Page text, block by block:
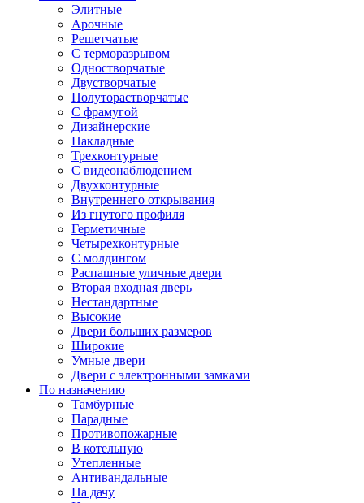
Элитные
Арочные
Решетчатые
С терморазрывом
Одностворчатые
Двустворчатые
Полуторастворчатые
С фрамугой
Дизайнерские
Накладные
Трехконтурные
С видеонаблюдением
Двухконтурные
Внутреннего открывания
Из гнутого профиля
Герметичные
Четырехконтурные
С молдингом
Распашные уличные двери
Вторая входная дверь
Нестандартные
Высокие
Двери больших размеров
Широкие
Умные двери
Двери с электронными замками
По назначению
Тамбурные
Парадные
Противопожарные
В котельную
Утепленные
Антивандальные
На дачу